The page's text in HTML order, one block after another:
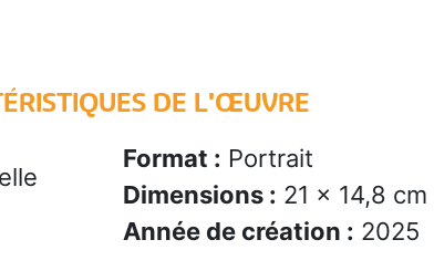
DE L'ŒUVRE
Format : Portrait
Dimensions : 21 x 14,8 cm
Année de création : 2025